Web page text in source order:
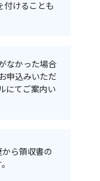
付けることも
なかった場合
申込みいただ
にてご案内い
ら領収書の